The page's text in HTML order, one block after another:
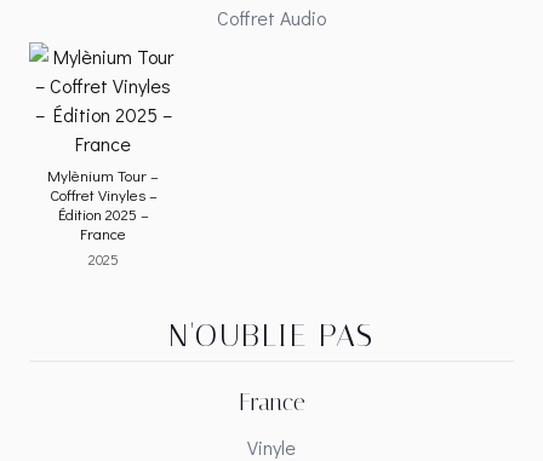
Coffret Audio
Mylènium Tour –
Coffret Vinyles –
Édition 2025 –
France
2025
N'OUBLIE PAS
France
Vinyle